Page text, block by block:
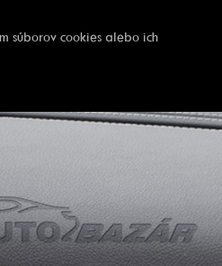
súborov cookies alebo ich